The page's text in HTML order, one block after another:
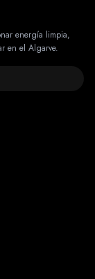
energía limpia,
en el Algarve.